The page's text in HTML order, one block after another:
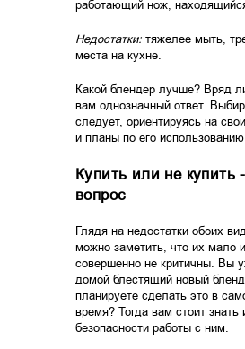
работающий нож,
Недостатки: тяжелее мыть,
места на кухне.
Какой блендер лучше? Вряд
вам однозначный ответ.
следует, ориентируясь на
и планы по его
Купить или не купить
вопрос
Глядя на недостатки обоих
можно заметить, что их мало
совершенно не критичны. Вы
домой блестящий новый
планируете сделать это в
время? Тогда вам стоит знать
безопасности работы с ним.